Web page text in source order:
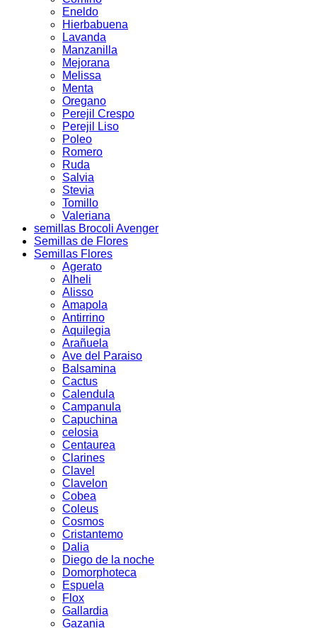
Eneldo
Hierbabuena
Lavanda
Manzanilla
Mejorana
Melissa
Menta
Oregano
Perejil Crespo
Perejil Liso
Poleo
Romero
Ruda
Salvia
Stevia
Tomillo
Valeriana
semillas Brocoli Avenger
Semillas de Flores
Semillas Flores
Agerato
Alheli
Alisso
Amapola
Antirrino
Aquilegia
Arañuela
Ave del Paraiso
Balsamina
Cactus
Calendula
Campanula
Capuchina
celosia
Centaurea
Clarines
Clavel
Clavelon
Cobea
Coleus
Cosmos
Cristantemo
Dalia
Diego de la noche
Domorphoteca
Espuela
Flox
Gallardia
Gazania